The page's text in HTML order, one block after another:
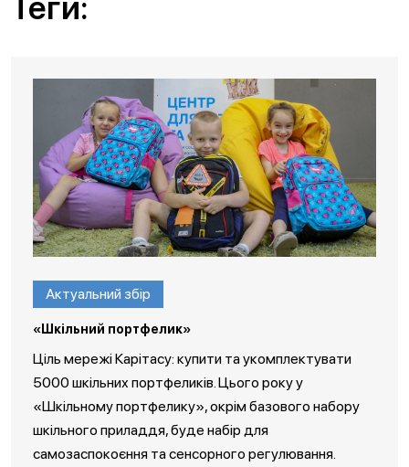
Актуальний збір
«Шкільний портфелик»
Ціль мережі Карітасу: купити та укомплектувати
5000 шкільних портфеликів. Цього року у
«Шкільному портфелику», окрім базового набору
шкільного приладдя, буде набір для
самозаспокоєння та сенсорного регулювання.